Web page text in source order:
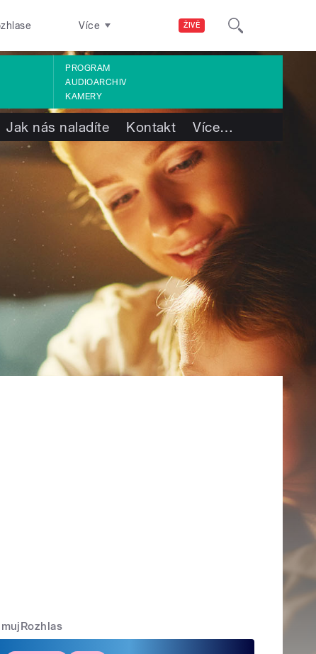
ŽIVĚ
Více
PROGRAM
AUDIOARCHIV
KAMERY
Jak nás naladíte Kontakt Více…
mujRozhlas